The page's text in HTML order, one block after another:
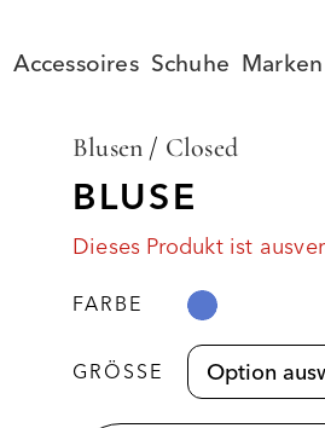
Accessoires Schuhe Marken
Blusen / Closed
BLUSE
Dieses Produkt ist
FARBE
GRÖSSE